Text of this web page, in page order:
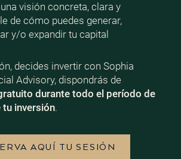
visión concreta, clara y
de cómo puedes generar,
y/o expandir tu capital
decides invertir con Sophia
Advisory, dispondrás de
durante todo el período de
inversión.
AQUÍ TU SESIÓN